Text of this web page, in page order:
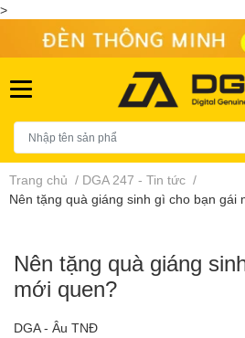
>
Trang chủ / DGA 247 - Tin tức /
Nên tặng quà giáng sinh gì cho bạn gái
Nên tặng quà giáng
mới quen?
DGA - Âu TNĐ